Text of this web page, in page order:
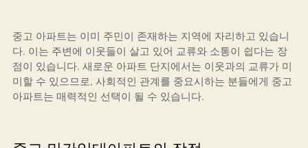
중고 아파트는 이미 주민이 존재하는 지역에 자리하고 있습니
다. 이는 주변에 이웃들이 살고 있어 교류와 소통이 쉽다는 장
점이 있습니다. 새로운 아파트 단지에서는 이웃과의 교류가 미
미할 수 있으므로, 사회적인 관계를 중요시하는 분들에게 중고
아파트는 매력적인 선택이 될 수 있습니다.